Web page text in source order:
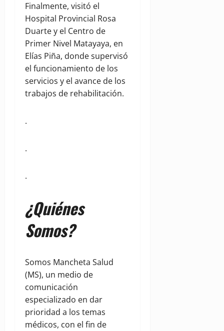
Finalmente, visitó el
Hospital Provincial Rosa
Duarte y el Centro de
Primer Nivel Matayaya, en
Elías Piña, donde supervisó
el funcionamiento de los
servicios y el avance de los
trabajos de rehabilitación.
.
.
.
¿Quiénes
Somos?
Somos Mancheta Salud
(MS), un medio de
comunicación
especializado en dar
prioridad a los temas
médicos, con el fin de